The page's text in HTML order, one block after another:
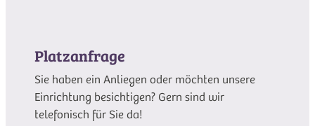
Platzanfrage
Sie haben ein Anliegen oder möchten unsere
Einrichtung besichtigen? Gern sind wir
telefonisch für Sie da!